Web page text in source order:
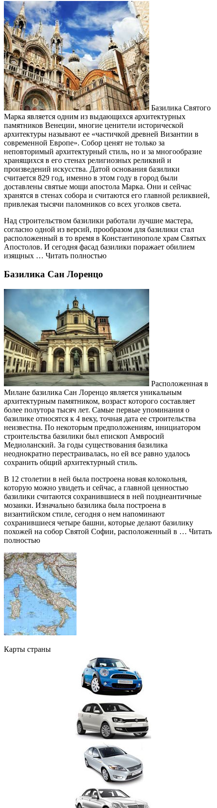
Базилика Святого
Марка является одним из выдающихся архитектурных
памятников Венеции, многие ценители исторической
архитектуры называют ее «частичкой древней Византии в
современной Европе». Собор ценят не только за
неповторимый архитектурный стиль, но и за многообразие
хранящихся в его стенах религиозных реликвий и
произведений искусства. Датой основания базилики
считается 829 год, именно в этом году в город были
доставлены святые мощи апостола Марка. Они и сейчас
хранятся в стенах собора и считаются его главной реликвией,
привлекая тысячи паломников со всех уголков света.
Над строительством базилики работали лучшие мастера,
согласно одной из версий, прообразом для базилики стал
расположенный в то время в Константинополе храм Святых
Апостолов. И сегодня фасад базилики поражает обилием
изящных … Читать полностью
Базилика Сан Лоренцо
Расположенная в
Милане базилика Сан Лоренцо является уникальным
архитектурным памятником, возраст которого составляет
более полутора тысяч лет. Самые первые упоминания о
базилике относятся к 4 веку, точная дата ее строительства
неизвестна. По некоторым предположениям, инициатором
строительства базилики был епископ Амвросий
Медиоланский. За годы существования базилика
неоднократно перестраивалась, но ей все равно удалось
сохранить общий архитектурный стиль.
В 12 столетии в ней была построена новая колокольня,
которую можно увидеть и сейчас, а главной ценностью
базилики считаются сохранившиеся в ней позднеантичные
мозаики. Изначально базилика была построена в
византийском стиле, сегодня о нем напоминают
сохранившиеся четыре башни, которые делают базилику
похожей на собор Святой Софии, расположенный в … Читать
полностью
Карты страны